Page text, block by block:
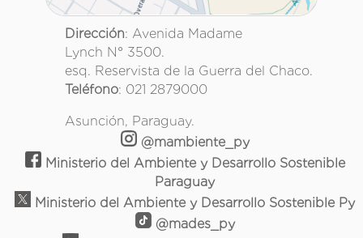
Dirección: Avenida Madame
Lynch N° 3500.
esq. Reservista de la Guerra del Chaco.
Teléfono: 021 2879000
Asunción, Paraguay.
@mambiente_py
Ministerio del Ambiente y Desarrollo Sostenible
Paraguay
Ministerio del Ambiente y Desarrollo Sostenible Py
@mades_py